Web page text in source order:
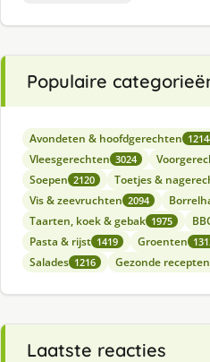
Populaire
Avondeten & hoofdgerechten
Vleesgerechten 3024
Soepen 2120 Toetjes &
Vis & zeevruchten 2094
Taarten, koek & gebak 1975
Pasta & rijst 1419 Groenten
Salades 1216 Gezonde recepten
Laatste reacties